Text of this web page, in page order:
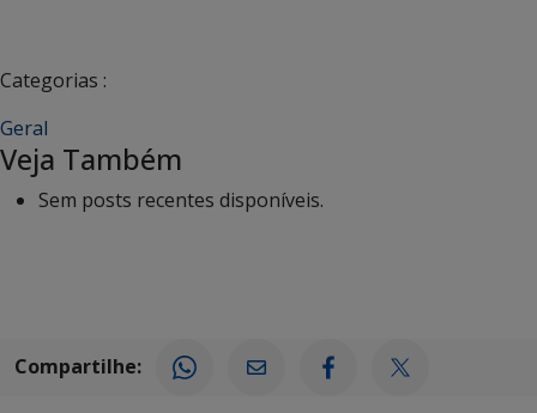
Categorias :
Geral
Veja Também
Sem posts recentes disponíveis.
Compartilhe: